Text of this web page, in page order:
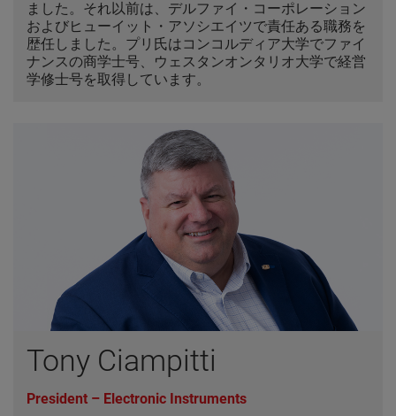
ました。それ以前は、デルファイ・コーポレーション
およびヒューイット・アソシエイツで責任ある職務を
歴任しました。プリ氏はコンコルディア大学でファイ
ナンスの商学士号、ウェスタンオンタリオ大学で経営
学修士号を取得しています。
Tony Ciampitti
President – Electronic Instruments